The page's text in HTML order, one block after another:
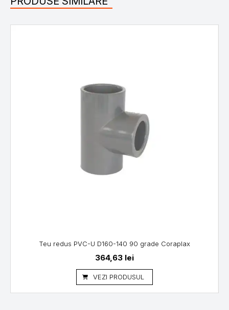
Teu redus PVC-U D160-140 90 grade Coraplax
364,63 lei
VEZI PRODUSUL